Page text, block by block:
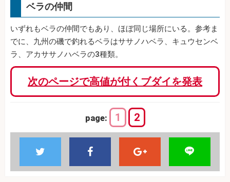
ベラの仲間
いずれもベラの仲間でもあり、ほぼ同じ場所にいる。参考ま
でに、九州の磯で釣れるベラはササノハベラ、キュウセンベ
ラ、アカササノハベラの3種類。
次のページで高値が付くブダイを発表
page: 1 2